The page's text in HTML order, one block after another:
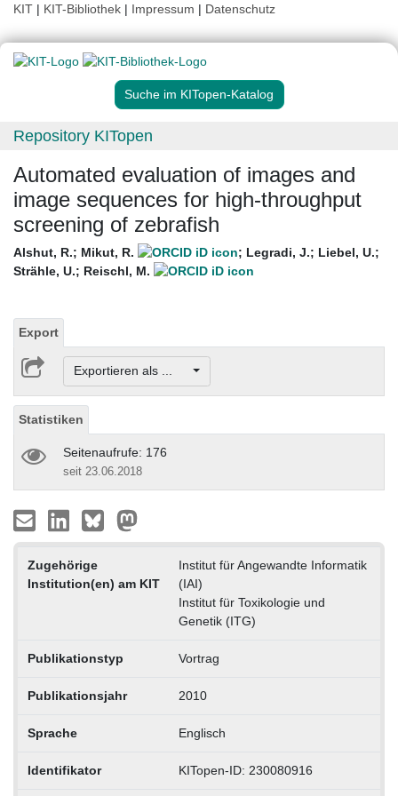
KIT | KIT-Bibliothek | Impressum | Datenschutz
Suche im KITopen-Katalog
Repository KITopen
Automated evaluation of images and
image sequences for high-throughput
screening of zebrafish
Alshut, R.; Mikut, R. ; Legradi, J.; Liebel, U.;
Strähle, U.; Reischl, M.
Export
Exportieren als ...
Statistiken
Seitenaufrufe: 176
seit 23.06.2018
Zugehörige
Institution(en) am KIT
Institut für Angewandte Informatik
(IAI)
Institut für Toxikologie und
Genetik (ITG)
Publikationstyp Vortrag
Publikationsjahr 2010
Sprache Englisch
Identifikator KITopen-ID: 230080916